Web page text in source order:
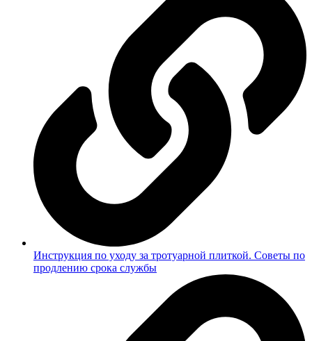
Инструкция по уходу за тротуарной плиткой. Советы по
продлению срока службы